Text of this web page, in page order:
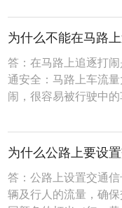
地方。在马路上玩耍
环境因素：马路上除
素，如路面湿滑、碎石
为什么不能在马路
答：在马路上追逐打
通安全：马路上车流
闹，很容易被行驶中
危险。2. 视线问题：
路况，如果突然出现
引发交通事故。3. 路
硬、更滑，一旦摔倒，
为什么公路上要设
答：公路上设置交通
辆及行人的流量，确